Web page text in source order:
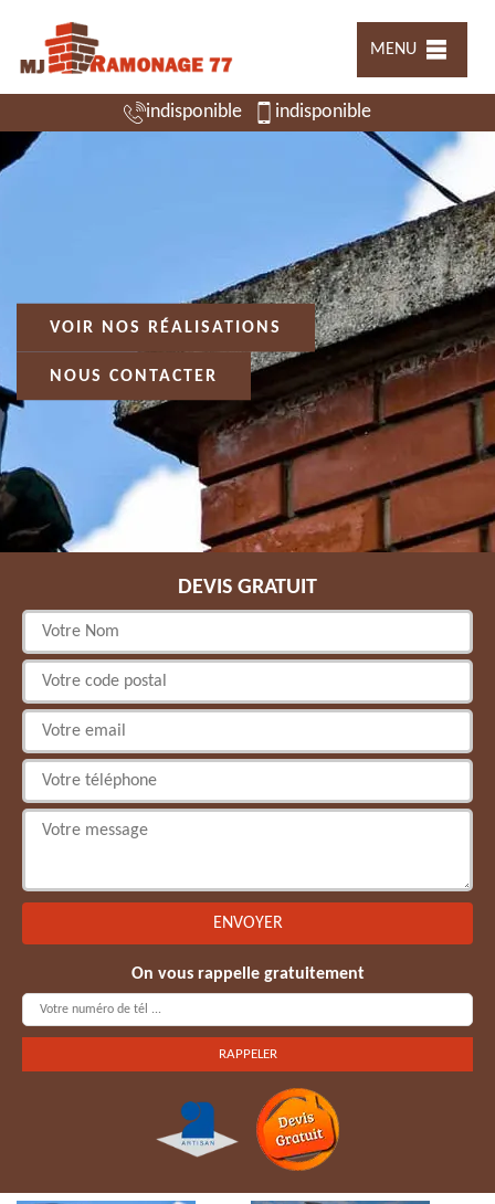
MENU
indisponible indisponible
VOIR NOS RÉALISATIONS
NOUS CONTACTER
DEVIS GRATUIT
On vous rappelle gratuitement